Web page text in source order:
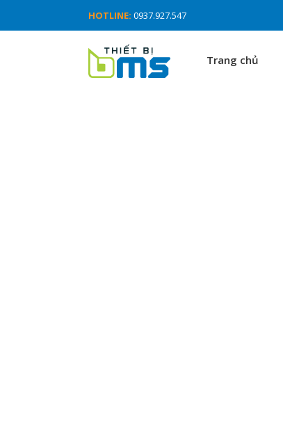
HOTLINE: 0937.927.547
Trang chủ